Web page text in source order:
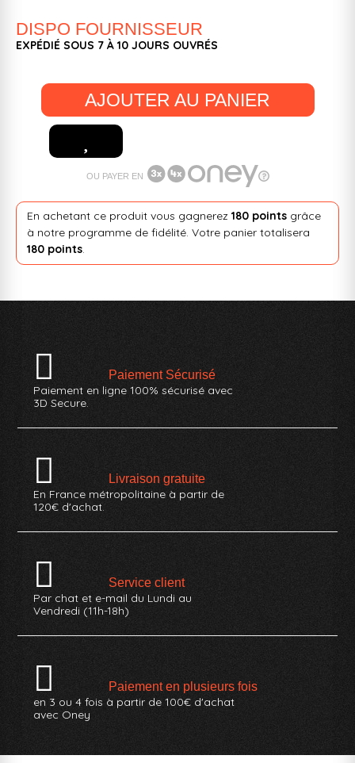
DISPO FOURNISSEUR
EXPÉDIÉ SOUS 7 À 10 JOURS OUVRÉS
AJOUTER AU PANIER
OU PAYER EN
En achetant ce produit vous gagnerez 180 pointsgrâce
à notre programme de fidélité. Votre panier totalisera
180 points.
Paiement Sécurisé
Paiement en ligne 100% sécurisé avec
3D Secure.
Livraison gratuite
En France métropolitaine à partir de
120€ d'achat.
Service client
Par chat et e-mail du Lundi au
Vendredi (11h-18h)
Paiement en plusieurs fois
en 3 ou 4 fois à partir de 100€ d'achat
avec Oney